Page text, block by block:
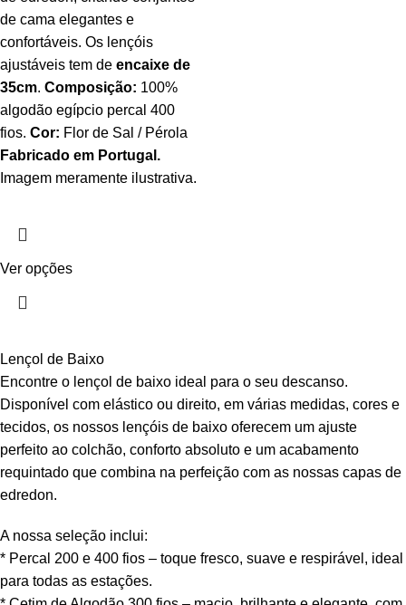
de cama elegantes e
confortáveis. Os lençóis
ajustáveis tem de encaixe de
35cm. Composição: 100%
algodão egípcio percal 400
fios. Cor: Flor de Sal / Pérola
Fabricado em Portugal.
Imagem meramente ilustrativa.
Ver opções
Lençol de Baixo
Encontre o lençol de baixo ideal para o seu descanso.
Disponível com elástico ou direito, em várias medidas, cores e
tecidos, os nossos lençóis de baixo oferecem um ajuste
perfeito ao colchão, conforto absoluto e um acabamento
requintado que combina na perfeição com as nossas capas de
edredon.
A nossa seleção inclui:
* Percal 200 e 400 fios – toque fresco, suave e respirável, ideal
para todas as estações.